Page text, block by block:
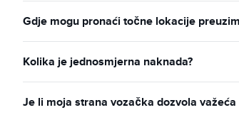
Gdje mogu pronaći točne lokacije
Kolika je jednosmjerna naknada?
Je li moja strana vozačka dozvola